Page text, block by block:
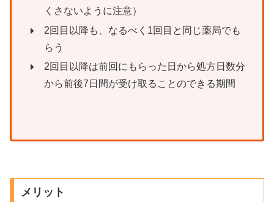
くさないように注意）
2回目以降も、なるべく1回目と同じ薬局でも
らう
2回目以降は前回にもらった日から処方日数分
から前後7日間が受け取ることのできる期間
メリット